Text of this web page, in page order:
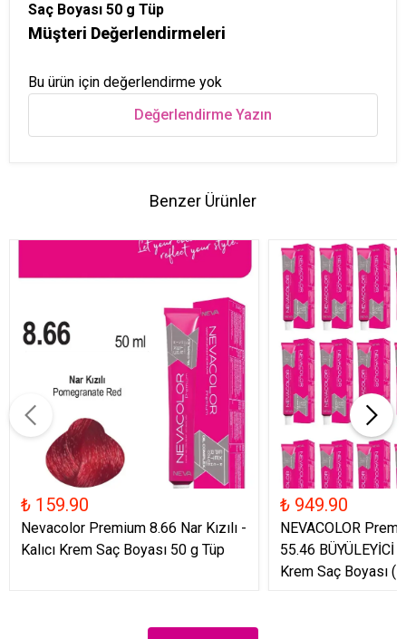
Saç Boyası 50 g Tüp
Müşteri Değerlendirmeleri
Bu ürün için değerlendirme yok
Değerlendirme Yazın
Benzer Ürünler
₺ 159.90
Nevacolor Premium 8.66 Nar Kızılı -
Kalıcı Krem Saç Boyası 50 g Tüp
₺ 949.90
NEVACOLOR
55.46 BÜYÜLEYİCİ
Krem Saç Boyası